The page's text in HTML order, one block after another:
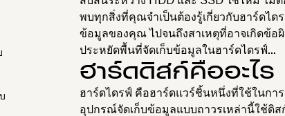
พบทุกสิ่งที่คุณจำเป็นต้องรู้เกี่ยวกับฮาร์ดได
ข้อมูลของคุณ ไปจนถึงสาเหตุที่อาจเกิดข้
ประหยัดพื้นที่จัดเก็บข้อมูลในฮาร์ดไดรฟ์...
ฮาร์ดดิสก์คืออะไร
ฮาร์ดไดรฟ์ คือฮาร์ดแวร์ชิ้นหนึ่งที่ใช้ในกา
อุปกรณ์จัดเก็บข้อมูลแบบถาวรเหล่านี้ใช้ดิส